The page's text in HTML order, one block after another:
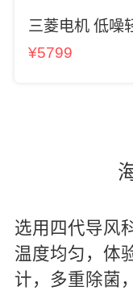
三菱电机 低噪
¥5799
选用四代导风
温度均匀，体
计，多重除菌